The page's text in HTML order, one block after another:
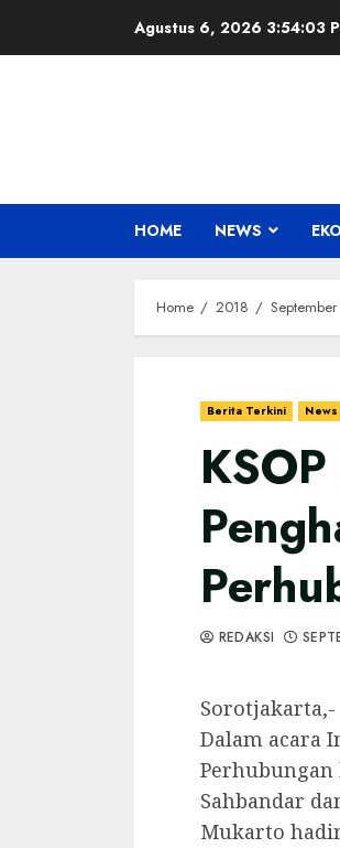
Agustus 6, 2026 3:54:04
HOME NEWS
Home 2018 September
Berita Terkini News
REDAKSI
Sorotjakarta,-
Dalam acara
Perhubungan
Sahbandar
Mukarto